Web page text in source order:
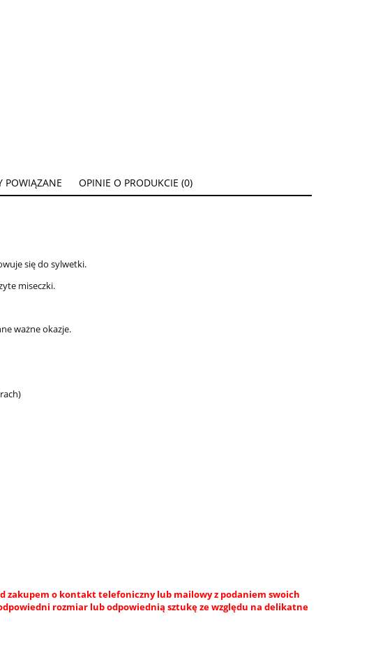
POWIĄZANE OPINIE O PRODUKCIE (0)
się do sylwetki.
miseczki.
ważne okazje.
zakupem o kontakt telefoniczny lub mailowy z podaniem swoich
rozmiar lub odpowiednią sztukę ze względu na delikatne